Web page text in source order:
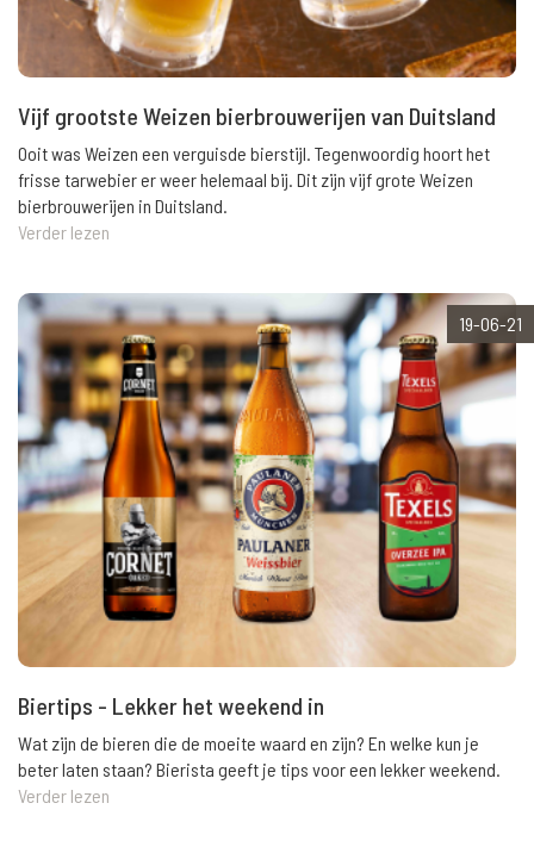
Vijf grootste Weizen bierbrouwerijen van Duitsland
Ooit was Weizen een verguisde bierstijl. Tegenwoordig hoort het
frisse tarwebier er weer helemaal bij. Dit zijn vijf grote Weizen
bierbrouwerijen in Duitsland.
Verder lezen
19-06-21
Biertips - Lekker het weekend in
Wat zijn de bieren die de moeite waard en zijn? En welke kun je
beter laten staan? Bierista geeft je tips voor een lekker weekend.
Verder lezen